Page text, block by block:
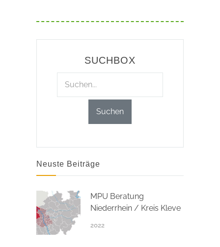
SUCHBOX
Neuste Beiträge
MPU Beratung
Niederrhein / Kreis Kleve
2022